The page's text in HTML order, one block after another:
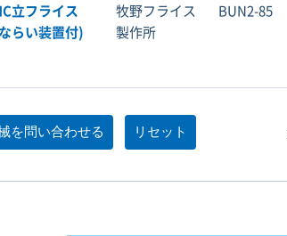
立フライス
らい装置付)
牧野フライス
製作所
BUN2-85